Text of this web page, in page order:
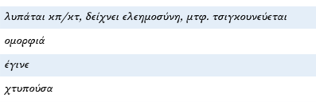
λυπάται κπ/κτ, δείχνει ελεημοσύνη, μτφ. τσιγκουνεύεται
ομορφιά
έγινε
χτυπούσα